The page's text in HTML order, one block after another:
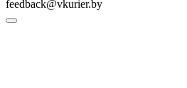
feedback@vkurier.by